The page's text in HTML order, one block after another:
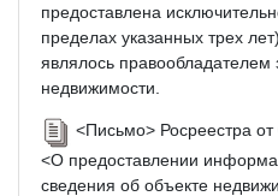
предоставлена
пределах указанных трех
являлось
недвижимости.
<Письмо> Росреестра
<О предоставлении
сведения об объекте